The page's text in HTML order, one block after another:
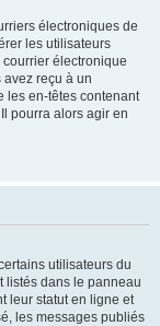
électroniques de
les utilisateurs
électronique
reçu à un
les en-têtes contenant
pourra alors agir en
utilisateurs du
listés dans le panneau
leur statut en ligne et
les messages publiés